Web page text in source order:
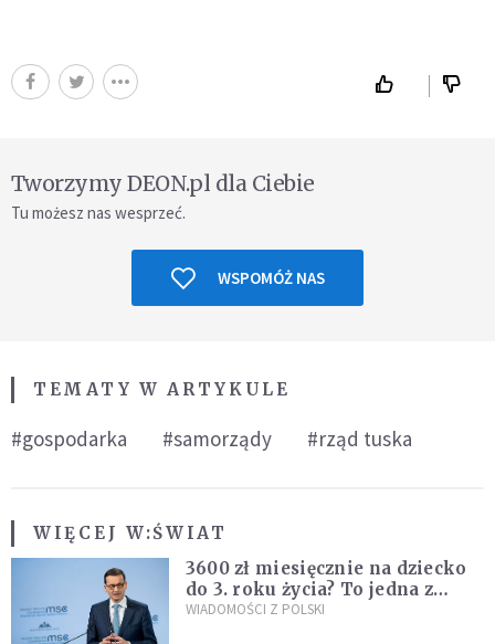
Tworzymy DEON.pl dla Ciebie
Tu możesz nas wesprzeć.
WSPOMÓŻ NAS
TEMATY W ARTYKULE
#gospodarka #samorządy #rząd tuska
WIĘCEJ W:ŚWIAT
3600 zł miesięcznie na dziecko
do 3. roku życia? To jedna z
propozycji programu "Rozwój
WIADOMOŚCI Z POLSKI